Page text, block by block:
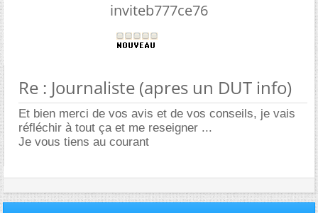
inviteb777ce76
Re : Journaliste (apres un DUT info)
Et bien merci de vos avis et de vos conseils, je vais
réfléchir à tout ça et me reseigner ...
Je vous tiens au courant